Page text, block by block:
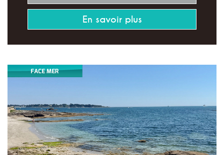
En savoir plus